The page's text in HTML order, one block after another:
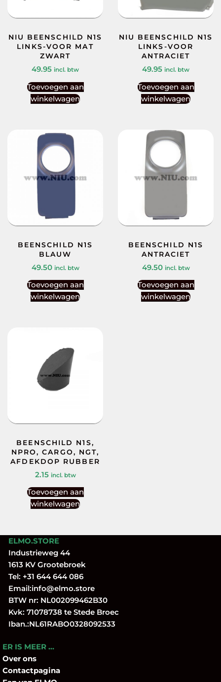
NIU BEENSCHILD N1S
LINKS-VOOR MAT
ZWART
49.95 incl. btw
Toevoegen aan
winkelwagen
NIU BEENSCHILD N1S
LINKS-VOOR
ANTRACIET
49.95 incl. btw
Toevoegen aan
winkelwagen
BEENSCHILD N1S
BLAUW
49.50 incl. btw
Toevoegen aan
winkelwagen
BEENSCHILD N1S
ANTRACIET
49.50 incl. btw
Toevoegen aan
winkelwagen
BEENSCHILD N1S,
NPRO, CARGO, NGT,
AFDEKDOP RUBBER
2.15 incl. btw
Toevoegen aan
winkelwagen
ELMO.STORE
Industrieweg 44
1613 KV Grootebroek
Tel: +31 644 644 086
Email:info@elmo.store
BTW nr: NL002099462B30
Kvk: 71078738 te Stede Broec
Iban.:NL61RABO0328092533
ER IS MEER …
Over ons
Contactpagina